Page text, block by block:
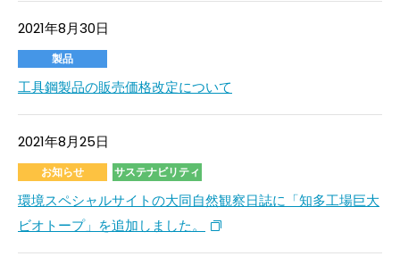
2021年8月30日
製品
工具鋼製品の販売価格改定について
2021年8月25日
お知らせ サステナビリティ
環境スペシャルサイトの大同自然観察日誌に「知多工場巨大
ビオトープ」を追加しました。